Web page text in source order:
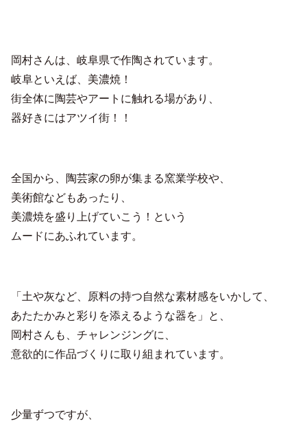
岡村さんは、岐阜県で作陶されています。
岐阜といえば、美濃焼！
街全体に陶芸やアートに触れる場があり、
器好きにはアツイ街！！
全国から、陶芸家の卵が集まる窯業学校や、
美術館などもあったり、
美濃焼を盛り上げていこう！という
ムードにあふれています。
「土や灰など、原料の持つ自然な素材感をいかして、
あたたかみと彩りを添えるような器を」と、
岡村さんも、チャレンジングに、
意欲的に作品づくりに取り組まれています。
少量ずつですが、